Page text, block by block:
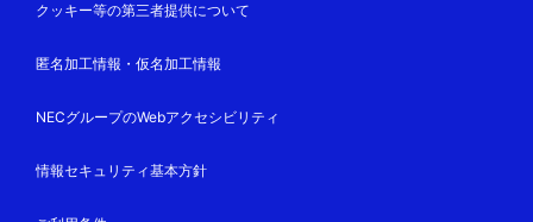
クッキー等の第三者提供について
匿名加工情報・仮名加工情報
NECグループのWebアクセシビリティ
情報セキュリティ基本方針